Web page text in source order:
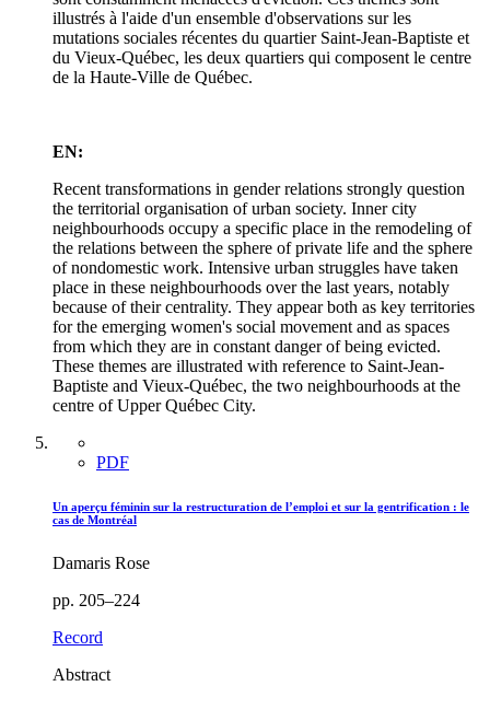
illustrés à l'aide d'un ensemble d'observations sur les
mutations sociales récentes du quartier Saint-Jean-Baptiste et
du Vieux-Québec, les deux quartiers qui composent le centre
de la Haute-Ville de Québec.
EN:
Recent transformations in gender relations strongly question
the territorial organisation of urban society. Inner city
neighbourhoods occupy a specific place in the remodeling of
the relations between the sphere of private life and the sphere
of nondomestic work. Intensive urban struggles have taken
place in these neighbourhoods over the last years, notably
because of their centrality. They appear both as key territories
for the emerging women's social movement and as spaces
from which they are in constant danger of being evicted.
These themes are illustrated with reference to Saint-Jean-
Baptiste and Vieux-Québec, the two neighbourhoods at the
centre of Upper Québec City.
PDF
Un aperçu féminin sur la restructuration de l’emploi et sur la gentrification : le
cas de Montréal
Damaris Rose
pp. 205–224
Record
Abstract